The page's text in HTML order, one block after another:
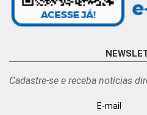
Cadastre-se e receba notícias
E-mail